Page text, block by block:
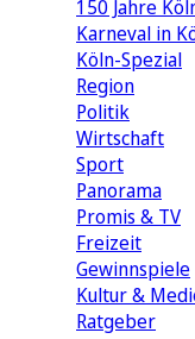
150 Jahre
Karneval in
Köln-Spezial
Region
Politik
Wirtschaft
Sport
Panorama
Promis & TV
Freizeit
Gewinnspiele
Kultur &
Ratgeber